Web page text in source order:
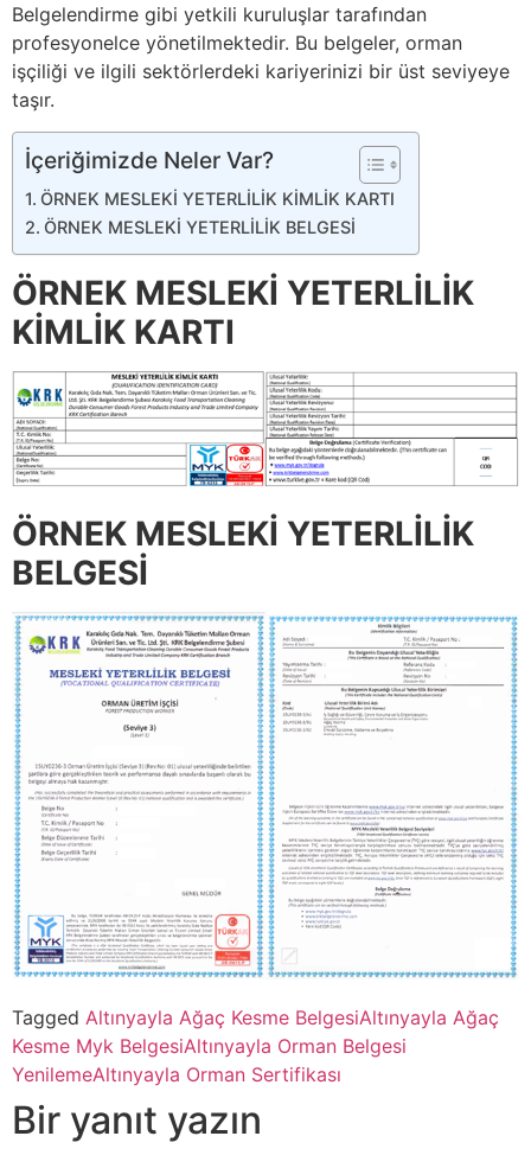
Belgelendirme gibi yetkili kuruluşlar tarafından
profesyonelce yönetilmektedir. Bu belgeler, orman
işçiliği ve ilgili sektörlerdeki kariyerinizi bir üst seviyeye
taşır.
İçeriğimizde Neler Var?
ÖRNEK MESLEKİ YETERLİLİK KİMLİK KARTI
ÖRNEK MESLEKİ YETERLİLİK BELGESİ
ÖRNEK MESLEKİ YETERLİLİK
KİMLİK KARTI
ÖRNEK MESLEKİ YETERLİLİK
BELGESİ
Tagged Altınyayla Ağaç Kesme BelgesiAltınyayla Ağaç
Kesme Myk BelgesiAltınyayla Orman Belgesi
YenilemeAltınyayla Orman Sertifikası
Bir yanıt yazın